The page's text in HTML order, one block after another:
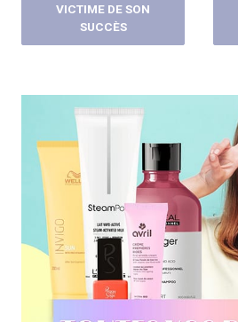
VICTIME DE SON
SUCCÈS